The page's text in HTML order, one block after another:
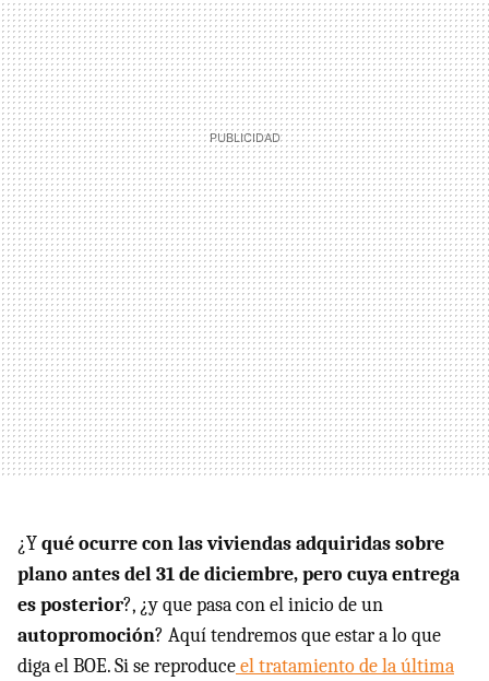
¿Yqué ocurre con las viviendas adquiridas sobre
plano antes del 31 de diciembre, pero cuya entrega
es posterior?, ¿y que pasa con el inicio de un
autopromoción? Aquí tendremos que estar a lo que
diga elBOE. Si se reproduceel tratamiento de la última